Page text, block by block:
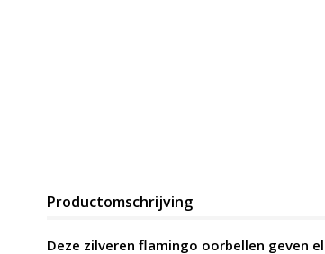
Productomschrijving
Deze zilveren flamingo oorbellen geven